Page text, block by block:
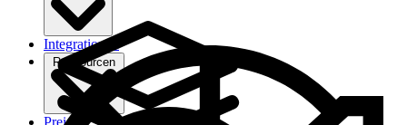
Integrationen
Ressourcen